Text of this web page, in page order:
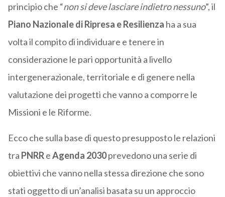
principio che “non si deve lasciare indietro nessuno”, il
Piano Nazionale di Ripresa e Resilienza ha a sua
volta il compito di individuare e tenere in
considerazione le pari opportunità a livello
intergenerazionale, territoriale e di genere nella
valutazione dei progetti che vanno a comporre le
Missioni e le Riforme.
Ecco che sulla base di questo presupposto le relazioni
tra PNRReAgenda 2030prevedono una serie di
obiettivi che vanno nella stessa direzione che sono
stati oggetto di un’analisi basata su un approccio